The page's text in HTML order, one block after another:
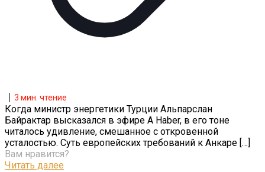
3 мин. чтение
Когда министр энергетики Турции Альпарслан
Байрактар высказался в эфире A Haber, в его тоне
читалось удивление, смешанное с откровенной
усталостью. Суть европейских требований к Анкаре […]
Вам нравится?
Читать далее